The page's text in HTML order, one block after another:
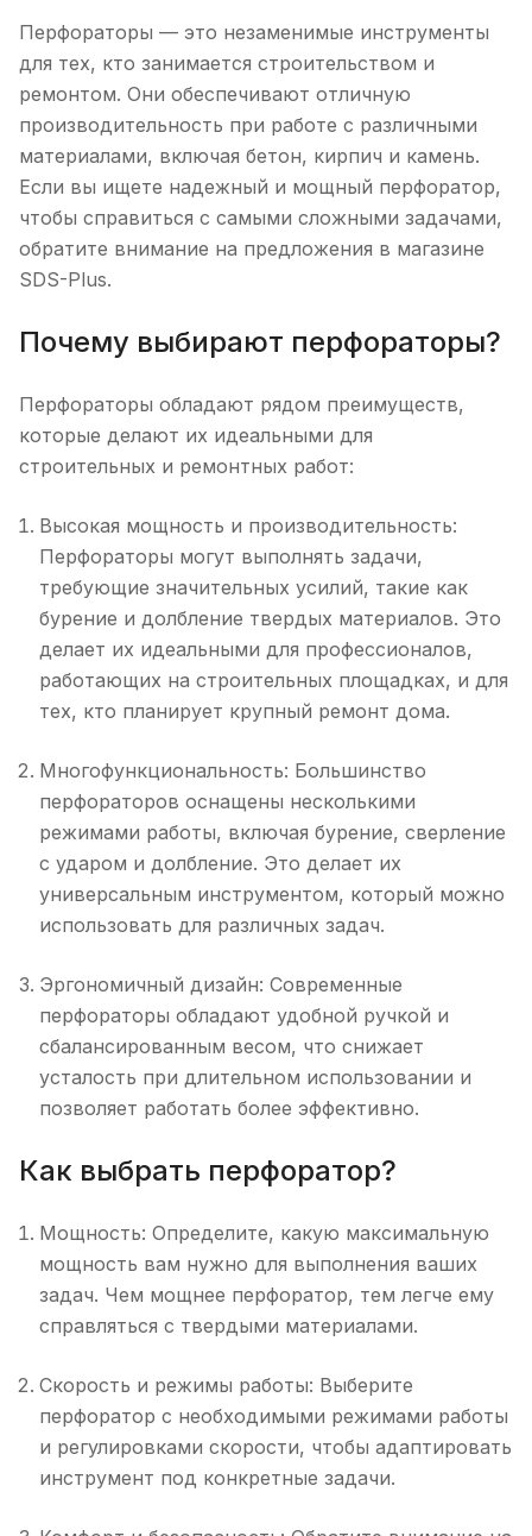
Перфораторы — это незаменимые инструменты
для тех, кто занимается строительством и
ремонтом. Они обеспечивают отличную
производительность при работе с различными
материалами, включая бетон, кирпич и камень.
Если вы ищете надежный и мощный перфоратор,
чтобы справиться с самыми сложными задачами,
обратите внимание на предложения в магазине
SDS-Plus.
Почему выбирают перфораторы?
Перфораторы обладают рядом преимуществ,
которые делают их идеальными для
строительных и ремонтных работ:
Высокая мощность и производительность:
Перфораторы могут выполнять задачи,
требующие значительных усилий, такие как
бурение и долбление твердых материалов. Это
делает их идеальными для профессионалов,
работающих на строительных площадках, и для
тех, кто планирует крупный ремонт дома.
Многофункциональность: Большинство
перфораторов оснащены несколькими
режимами работы, включая бурение, сверление
с ударом и долбление. Это делает их
универсальным инструментом, который можно
использовать для различных задач.
Эргономичный дизайн: Современные
перфораторы обладают удобной ручкой и
сбалансированным весом, что снижает
усталость при длительном использовании и
позволяет работать более эффективно.
Как выбрать перфоратор?
Мощность: Определите, какую максимальную
мощность вам нужно для выполнения ваших
задач. Чем мощнее перфоратор, тем легче ему
справляться с твердыми материалами.
Скорость и режимы работы: Выберите
перфоратор с необходимыми режимами работы
и регулировками скорости, чтобы адаптировать
инструмент под конкретные задачи.